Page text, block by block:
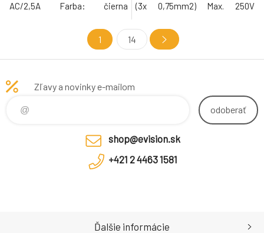
AC/2,5A Farba: čierna
Skupina produktov Kábel Typ
produktu Napájacie káble
Farba čierna Dĺžka 3 m
Samec Strana 1 Typ konektora
konek
(3x 0,75mm2) Max. 250V
zástrčke Parametre Konektor
1UK / Anglicko - Lomená
Konektor 2C13 - priamy Dĺžka -
1 14
Zľavy a novinky e-mailom
odoberať
shop@evision.sk
+421 2 4463 1581
Ďalšie informácie